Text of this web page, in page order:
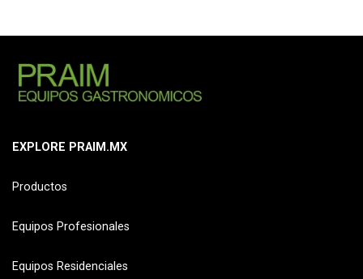
EXPLORE PRAIM.MX
Productos
Equipos Profesionales
Equipos Residenciales